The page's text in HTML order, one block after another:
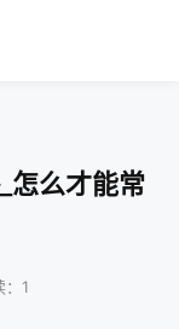
怎么才能常
1